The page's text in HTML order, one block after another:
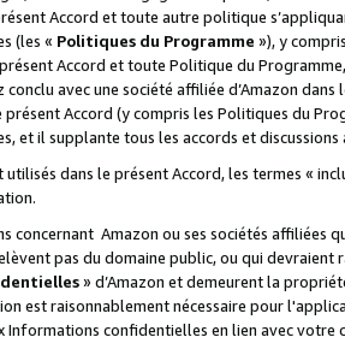
Accord et toute autre politique
(les « Politiques du Programme »), y
Accord et toute Politique du
conclu avec une société affiliée d’Amazon
présent Accord (y compris les Politiques du
et il supplante tous les accords et discussions
utilisés dans le présent Accord, les termes «
concernant Amazon ou ses sociétés affiliées
pas du domaine public, ou qui
» d’Amazon et demeurent la
est raisonnablement nécessaire pour
Informations confidentielles en lien avec